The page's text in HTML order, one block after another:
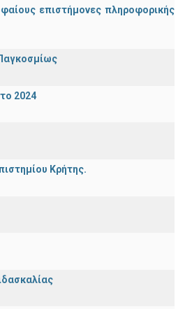
επιστήμονες πληροφορικής
2024
Κρήτης.